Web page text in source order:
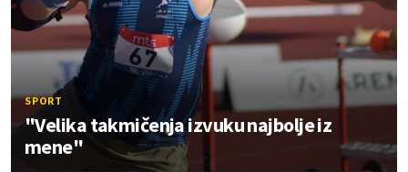
SPORT
"Velika takmičenja izvuku najbolje iz
mene"